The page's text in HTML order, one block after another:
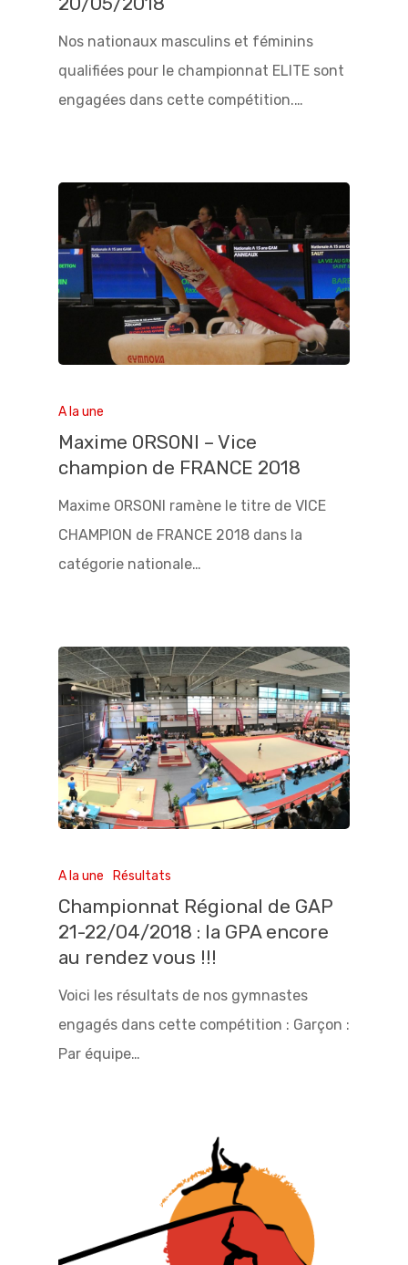
Nos nationaux masculins et féminins
qualifiées pour le championnat ELITE sont
engagées dans cette compétition.…
A la une
Maxime ORSONI – Vice
champion de FRANCE 2018
Maxime ORSONI ramène le titre de VICE
CHAMPION de FRANCE 2018 dans la
catégorie nationale…
A la une Résultats
Championnat Régional de GAP
21-22/04/2018 : la GPA encore
au rendez vous !!!
Voici les résultats de nos gymnastes
engagés dans cette compétition : Garçon :
Par équipe…